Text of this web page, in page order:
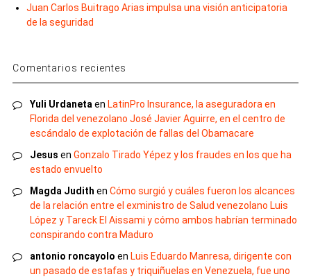
Juan Carlos Buitrago Arias impulsa una visión anticipatoria
de la seguridad
Comentarios recientes
Yuli Urdanetaen LatinPro Insurance, la aseguradora en
Florida del venezolano José Javier Aguirre, en el centro de
escándalo de explotación de fallas del Obamacare
Jesus en Gonzalo Tirado Yépez y los fraudes en los que ha
estado envuelto
Magda Judith en Cómo surgió y cuáles fueron los alcances
de la relación entre el exministro de Salud venezolano Luis
López y Tareck El Aissami y cómo ambos habrían terminado
conspirando contra Maduro
antonio roncayolo en Luis Eduardo Manresa, dirigente con
un pasado de estafas y triquiñuelas en Venezuela, fue uno